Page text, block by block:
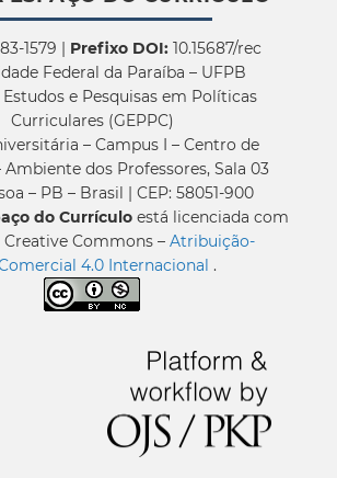
1579 | Prefixo DOI:10.15687/rec
Federal da Paraíba – UFPB
e Pesquisas em Políticas
Curriculares (GEPPC)
– Campus I – Centro de
Ambiente dos Professores, Sala 03
– PB – Brasil | CEP: 58051-900
do Currículo está licenciada com
Creative Commons – Atribuição-
4.0 Internacional .